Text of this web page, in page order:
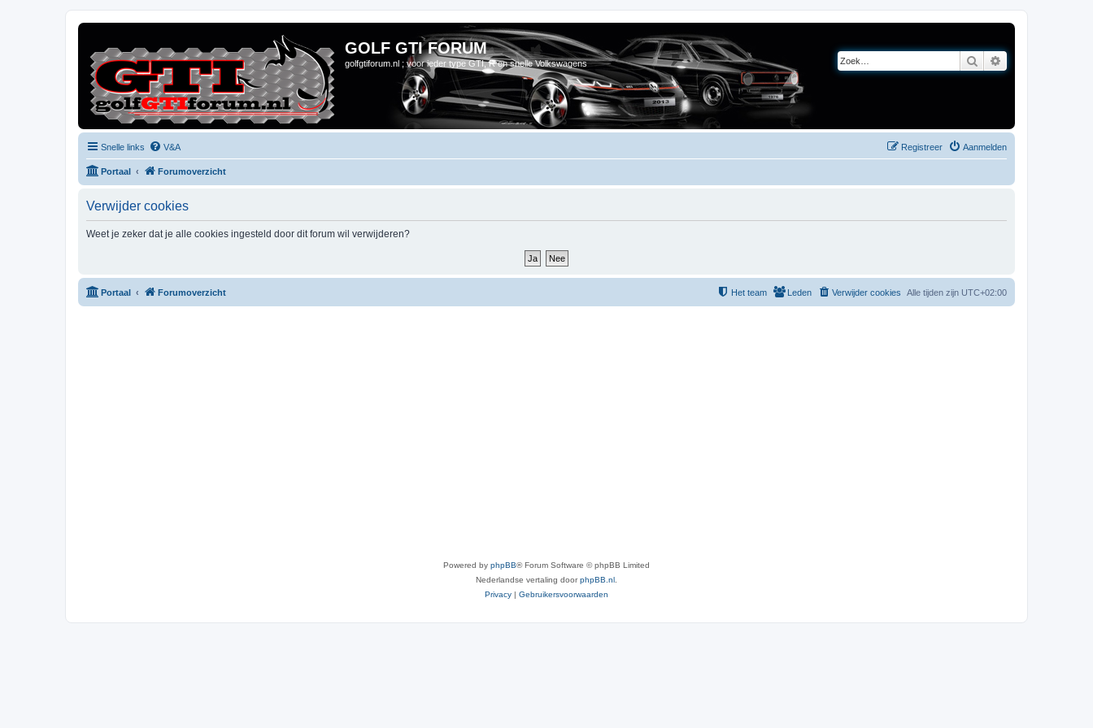
GOLF GTI FORUM
golfgtiforum.nl ; voor ieder type GTI, R en snelle Volkswagens Zoek
Snelle links V&A Aanmelden
Registreer
Portaal Forumoverzicht
Verwijder cookies
Weet je zeker dat je alle cookies ingesteld door dit forum wil verwijderen?
Portaal Forumoverzicht Alle tijden zijn UTC+02:00
Verwijder cookies
Leden
Het team
Powered by phpBB® Forum Software © phpBB Limited
Nederlandse vertaling doorphpBB.nl
Privacy | Gebruikersvoorwaarden